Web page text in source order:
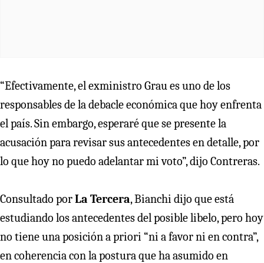
“Efectivamente, el exministro Grau es uno de los
responsables de la debacle económica que hoy enfrenta
el país. Sin embargo, esperaré que se presente la
acusación para revisar sus antecedentes en detalle, por
lo que hoy no puedo adelantar mi voto”, dijo Contreras.
Consultado porLa Tercera, Bianchi dijo que está
estudiando los antecedentes del posible libelo, pero hoy
no tiene una posición a priori “ni a favor ni en contra”,
en coherencia con la postura que ha asumido en